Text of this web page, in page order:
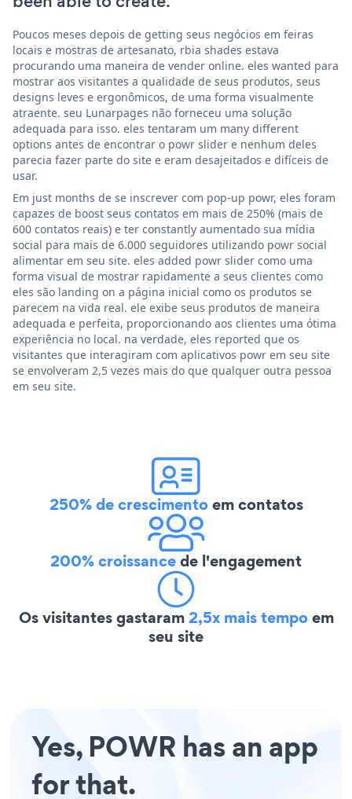
Poucos meses depois de getting seus negócios em feiras
locais e mostras de artesanato, rbia shades estava
procurando uma maneira de vender online. eles wanted para
mostrar aos visitantes a qualidade de seus produtos, seus
designs leves e ergonômicos, de uma forma visualmente
atraente. seu Lunarpages não forneceu uma solução
adequada para isso. eles tentaram um many different
options antes de encontrar o powr slider e nenhum deles
parecia fazer parte do site e eram desajeitados e difíceis de
usar.
Em just months de se inscrever com pop-up powr, eles foram
capazes de boost seus contatos em mais de 250% (mais de
600 contatos reais) e ter constantly aumentado sua mídia
social para mais de 6.000 seguidores utilizando powr social
alimentar em seu site. eles added powr slider como uma
forma visual de mostrar rapidamente a seus clientes como
eles são landing on a página inicial como os produtos se
parecem na vida real. ele exibe seus produtos de maneira
adequada e perfeita, proporcionando aos clientes uma ótima
experiência no local. na verdade, eles reported que os
visitantes que interagiram com aplicativos powr em seu site
se envolveram 2,5 vezes mais do que qualquer outra pessoa
em seu site.
250% de crescimentoem contatos
200% croissancede l'engagement
Os visitantes gastaram2,5x mais tempoem
seu site
Yes, POWR has an app
for that.